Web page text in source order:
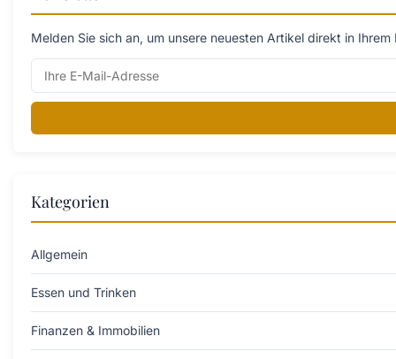
Melden Sie sich an, um unsere neuesten Artikel direkt in
Kategorien
Allgemein
Essen und Trinken
Finanzen & Immobilien